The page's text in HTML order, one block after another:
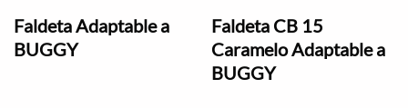
Faldeta Adaptable a
BUGGY
Faldeta CB 15
Caramelo Adaptable a
BUGGY